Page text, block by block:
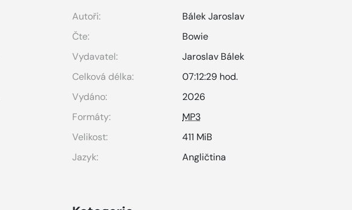
Autoři:
Bálek Jaroslav
Čte:
Bowie
Vydavatel:
Jaroslav Bálek
Celková délka:
07:12:29 hod.
Vydáno:
2026
Formáty:
MP3
Velikost:
411 MiB
Jazyk:
Angličtina